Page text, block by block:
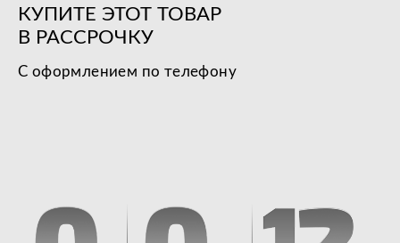
КУПИТЕ ЭТОТ ТОВАР
В РАССРОЧКУ
С оформлением по телефону